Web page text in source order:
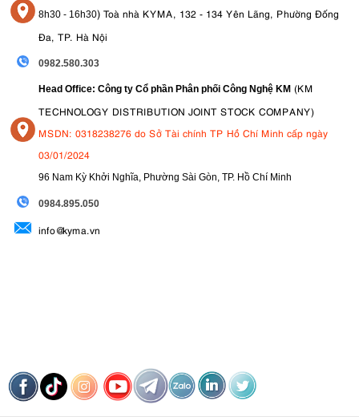
8h30 - 16h30) Toà nhà KYMA, 132 - 134 Yên Lãng, Phường Đống
Đa, TP. Hà Nội
0982.580.303
Head Office: Công ty Cổ phần Phân phối Công Nghệ KM (KM
TECHNOLOGY DISTRIBUTION JOINT STOCK COMPANY)
MSDN: 0318238276 do Sở Tài chính TP Hồ Chí Minh cấp ngày
03/01/2024
96 Nam Kỳ Khởi Nghĩa, Phường Sài Gòn, TP. Hồ Chí Minh
0984.895.050
info@kyma.vn